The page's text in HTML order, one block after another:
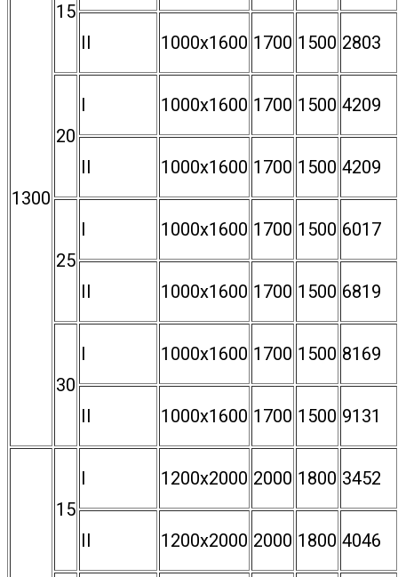
1300
15
II 1000х1600 1700 1500 2803
20
I 1000х1600 1700 1500 4209
II 1000х1600 1700 1500 4209
25
I 1000х1600 1700 1500 6017
II 1000х1600 1700 1500 6819
30
I 1000х1600 1700 1500 8169
II 1000х1600 1700 1500 9131
15
I 1200х2000 2000 1800 3452
II 1200х2000 2000 1800 4046